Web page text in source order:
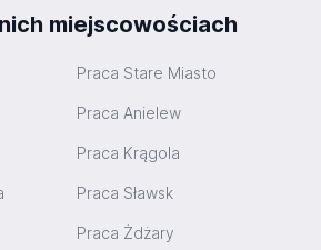
miejscowościach
Praca Stare Miasto
Praca Anielew
Praca Krągola
Praca Sławsk
Praca Żdżary